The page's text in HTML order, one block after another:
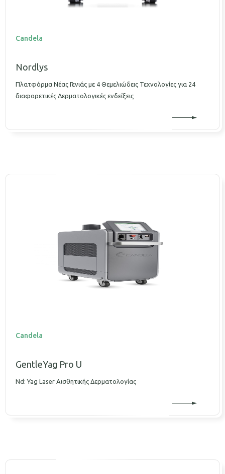
Candela
Nordlys
Πλατφόρμα Νέας Γενιάς με 4 Θεμελιώδεις Τεχνολογίες για 24
διαφορετικές Δερματολογικές ενδείξεις
Candela
GentleYag Pro U
Nd: Yag Laser Αισθητικής Δερματολογίας